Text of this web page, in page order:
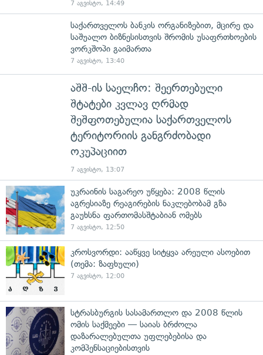
7 აგვისტო, 14:49
საქართველოს ბანკის ორგანიზებით, მცირე და
საშუალო ბიზნესისთვის შრომის უსაფრთხოების
ვორკშოპი გაიმართა
7 აგვისტო, 13:40
აშშ-ის საელჩო: შეერთებული
შტატები კვლავ ღრმად
შეშფოთებულია საქართველოს
ტერიტორიის განგრძობადი
ოკუპაციით
7 აგვისტო, 13:07
უკრაინის საგარეო უწყება: 2008 წლის
აგრესიაზე რეაგირების ნაკლებობამ გზა
გაუხსნა ფართომასშტაბიან ომებს
7 აგვისტო, 12:50
კროსვორდი: ააწყვე სიტყვა არეული ასოებით
(თემა: ზაფხული)
7 აგვისტო, 12:00
სტრასბურგის სასამართლო და 2008 წლის
ომის საქმეები — საიას ბრძოლა
დაზარალებულთა უფლებებისა და
კომპენსაციებისთვის